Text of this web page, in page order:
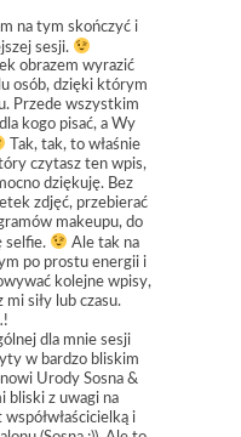
na tym skończyć i
sesji.
obrazem wyrazić
osób, dzięki którym
Przede wszystkim
kogo pisać, a Wy
Tak, tak, to właśnie
czytasz ten wpis,
dziękuję. Bez
zdjęć, przebierać
makeupu, do
selfie.
Ale tak na
po prostu energii i
kolejne wpisy,
mi siły lub czasu.
dla mnie sesji
w bardzo bliskim
Urody Sosna &
bliski z uwagi na
i